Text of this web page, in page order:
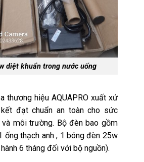
diệt khuẩn trong nước uống
thương hiệu AQUAPRO xuất xứ
đạt chuẩn an toàn cho sức
môi trường. Bộ đèn bao gồm
ống thạch anh , 1 bóng đèn 25w
6 tháng đối với bộ nguồn).